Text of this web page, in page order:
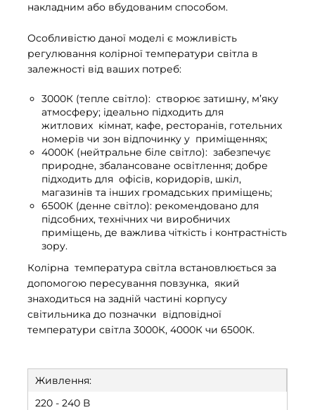
накладним або вбудованим способом.
Особливістю даної моделі є можливість
регулювання колірної температури світла в
залежності від ваших потреб:
3000К (тепле світло): створює затишну, м’яку
атмосферу; ідеально підходить для
житлових кімнат, кафе, ресторанів, готельних
номерів чи зон відпочинку у приміщеннях;
4000К (нейтральне біле світло): забезпечує
природне, збалансоване освітлення; добре
підходить для офісів, коридорів, шкіл,
магазинів та інших громадських приміщень;
6500К (денне світло): рекомендовано для
підсобних, технічних чи виробничих
приміщень, де важлива чіткість і контрастність
зору.
Колірна температура світла встановлюється за
допомогою пересування повзунка, який
знаходиться на задній частині корпусу
світильника до позначки відповідної
температури світла 3000К, 4000К чи 6500К.
Живлення:
220 - 240 В